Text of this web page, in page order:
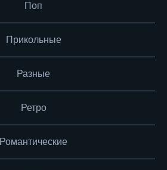
Поп
Прикольные
Разные
Ретро
Романтические